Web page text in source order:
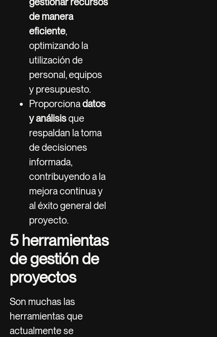
de manera
eficiente,
optimizando la
utilización de
personal, equipos
y presupuesto.
Proporcionadatos
y análisisque
respaldan la toma
de decisiones
informada,
contribuyendo a la
mejora continua y
al éxito general del
proyecto.
5 herramientas
de gestión de
proyectos
Son muchas las
herramientas que
actualmente se